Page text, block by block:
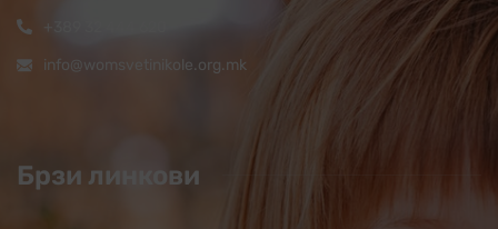
info@womsvetinikole.org.mk
Брзи линкови